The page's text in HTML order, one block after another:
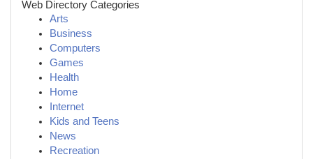
Web Directory Categories
Arts
Business
Computers
Games
Health
Home
Internet
Kids and Teens
News
Recreation